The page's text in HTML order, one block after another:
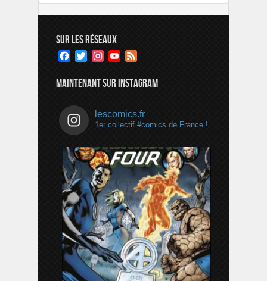
SUR LES RÉSEAUX
Facebook
TwitterInstagramYouTube
MAINTENANT SUR INSTAGRAM
lescomics.fr
1er collectif #comics de France !